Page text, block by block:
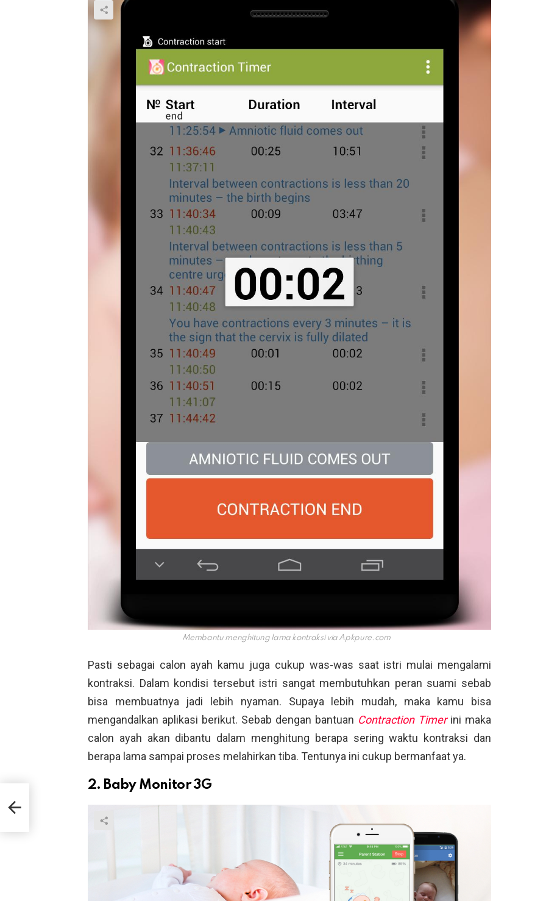
Membantu menghitung lama kontraksi viaApkpure.com
Pasti sebagai calon ayah kamu juga cukup was-was saat istri mulai mengalami
kontraksi. Dalam kondisi tersebut istri sangat membutuhkan peran suami sebab
bisa membuatnya jadi lebih nyaman. Supaya lebih mudah, maka kamu bisa
mengandalkan aplikasi berikut. Sebab dengan bantuan Contraction Timer ini maka
calon ayah akan dibantu dalam menghitung berapa sering waktu kontraksi dan
berapa lama sampai proses melahirkan tiba. Tentunya ini cukup bermanfaat ya.
2. Baby Monitor 3G